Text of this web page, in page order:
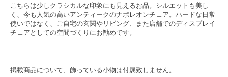
こちらは少しクラシカルな印象にも見えるお品。シルエットも美し
く、今も人気の高いアンティークのナポレオンチェア。ハードな日常
使いではなく、ご自宅の玄関やリビング、また店舗でのディスプレイ
チェアとしての空間づくりにお勧めです。
掲載商品について、飾っている小物は付属致しません。